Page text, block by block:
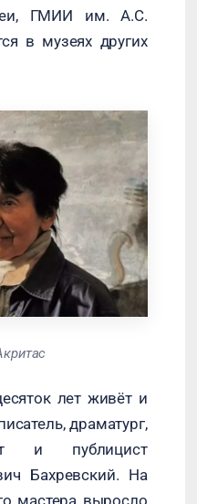
ГМИИ им. А.С.
в музеях других
лет живёт и
драматург,
и публицист
Бахревский. На
мастера выросло